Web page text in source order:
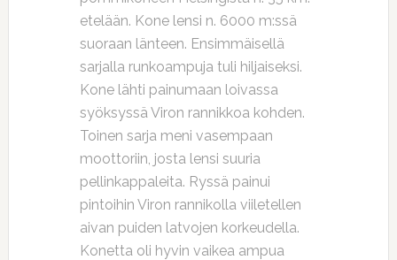
etelään. Kone lensi n. 6000 m:ssä
suoraan länteen. Ensimmäisellä
sarjalla runkoampuja tuli hiljaiseksi.
Kone lähti painumaan loivassa
syöksyssä Viron rannikkoa kohden.
Toinen sarja meni vasempaan
moottoriin, josta lensi suuria
pellinkappaleita. Ryssä painui
pintoihin Viron rannikolla viiletellen
aivan puiden latvojen korkeudella.
Konetta oli hyvin vaikea ampua